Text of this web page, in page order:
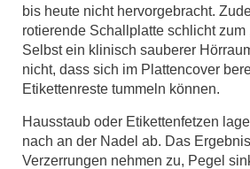
bis heute nicht hervorgebracht.
rotierende Schallplatte schlicht zum
Selbst ein klinisch sauberer
nicht, dass sich im Plattencover
Etikettenreste tummeln können.
Hausstaub oder Etikettenfetzen
nach an der Nadel ab. Das
Verzerrungen nehmen zu, Pegel